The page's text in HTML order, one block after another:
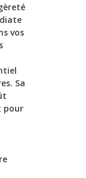
vos
Sa
pour